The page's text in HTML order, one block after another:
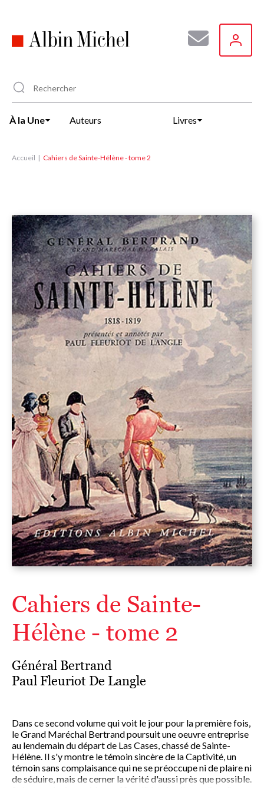
principal
À la Une Auteurs Livres
Accueil Cahiers de Sainte-Hélène - tome 2
Cahiers de Sainte-
Hélène - tome 2
Général Bertrand
Paul Fleuriot De Langle
Dans ce second volume qui voit le jour pour la première fois,
le Grand Maréchal Bertrand poursuit une oeuvre entreprise
au lendemain du départ de Las Cases, chassé de Sainte-
Hélène. Il s'y montre le témoin sincère de la Captivité, un
témoin sans complaisance qui ne se préoccupe ni de plaire ni
de séduire, mais de cerner la vérité d'aussi près que possible.